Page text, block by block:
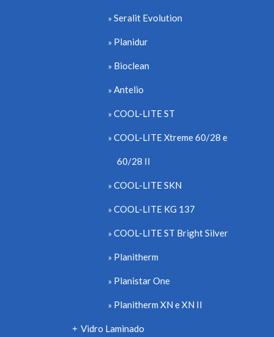
Seralit Evolution
Planidur
Bioclean
Antelio
COOL-LITE ST
COOL-LITE Xtreme 60/28 e
60/28 II
COOL-LITE SKN
COOL-LITE KG 137
COOL-LITE ST Bright Silver
Planitherm
Planistar One
Planitherm XN e XN II
+ Vidro Laminado